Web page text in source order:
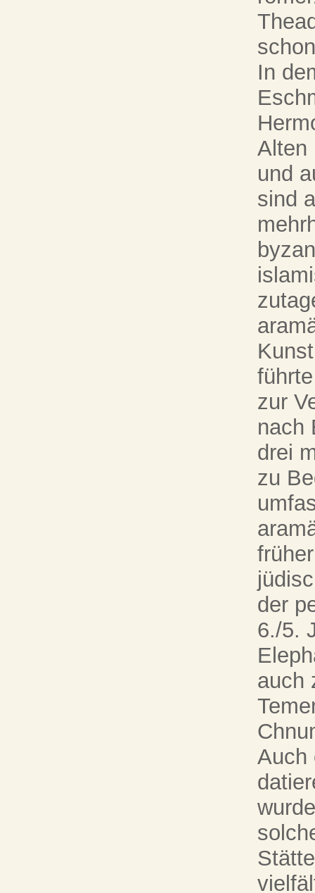
In
Alten
und
sind
zur
nach
drei
zu
der
6./5.
auch
Auch